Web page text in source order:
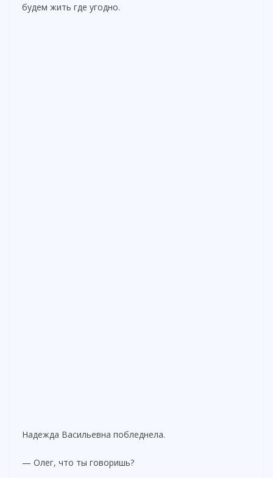
будем жить где угодно.
Надежда Васильевна побледнела.
— Олег, что ты говоришь?